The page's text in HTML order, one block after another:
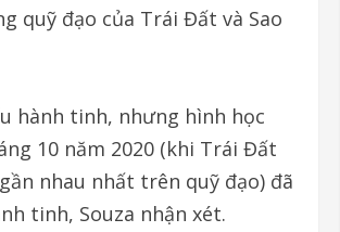
quỹ đạo của Trái Đất và Sao
hành tinh, nhưng hình học
10 năm 2020 (khi Trái Đất
nhau nhất trên quỹ đạo) đã
tinh, Souza nhận xét.